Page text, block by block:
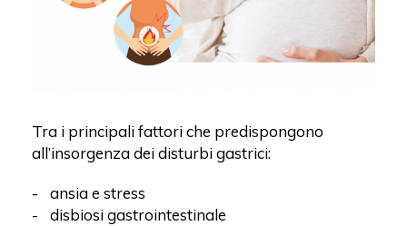
Tra i principali fattori che predispongono
all’insorgenza dei disturbi gastrici:
ansia e stress
disbiosi gastrointestinale